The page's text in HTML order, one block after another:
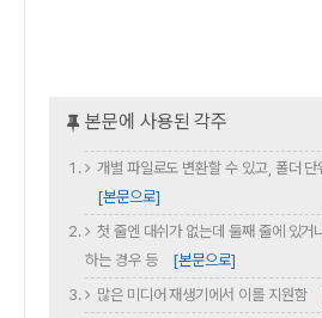
개별 파일로도 변환할 수 있고, 폴더
[본문으로]
첫 줄엔 대쉬가 없는데 둘째 줄에 있거
하는 경우 등
[본문으로]
많은 미디어 재생기에서 이를 지원함